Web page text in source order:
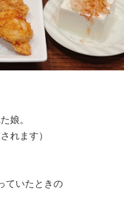
娘。
れます）
ていたときの